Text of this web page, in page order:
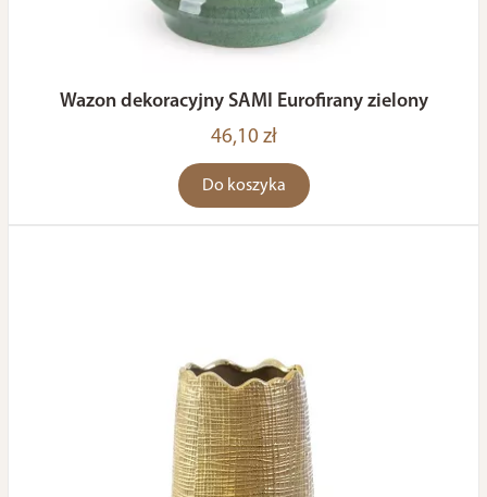
Wazon dekoracyjny SAMI Eurofirany zielony
46,10 zł
Do koszyka